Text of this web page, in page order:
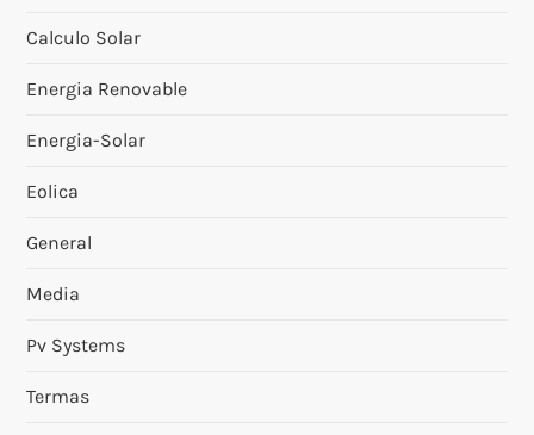
Calculo Solar
Energia Renovable
Energia-Solar
Eolica
General
Media
Pv Systems
Termas